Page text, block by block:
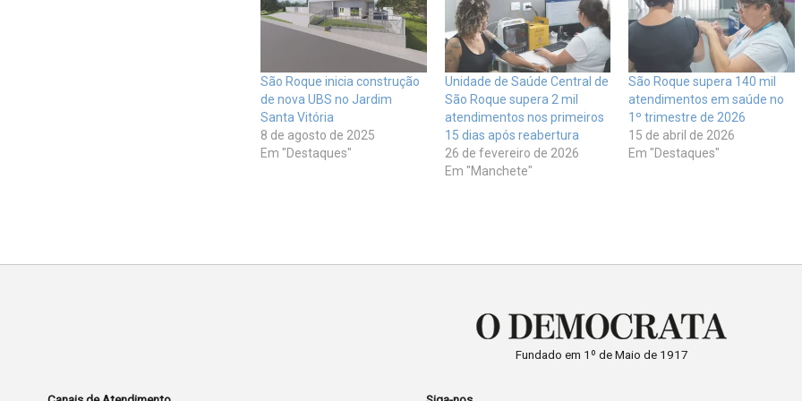
São Roque inicia construção
de nova UBS no Jardim
Santa Vitória
8 de agosto de 2025
Em "Destaques"
Unidade de Saúde Central de
São Roque supera 2 mil
atendimentos nos primeiros
15 dias após reabertura
26 de fevereiro de 2026
Em "Manchete"
São Roque supera 140 mil
atendimentos em saúde no
1º trimestre de 2026
15 de abril de 2026
Em "Destaques"
Fundado em 1º de Maio de 1917